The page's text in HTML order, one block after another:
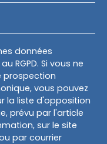
données
RGPD. Si vous ne
prospection
vous pouvez
la liste d'opposition
prévu par l'article
sur le site
par courrier